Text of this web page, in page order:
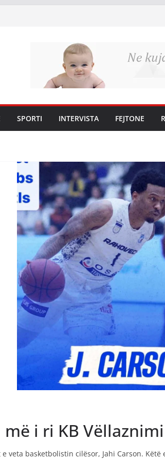
SPORTI INTERVISTA FEJTONE
i ri KB Vëllaznimi
veta basketbolistin cilësor, Jahi Carson.